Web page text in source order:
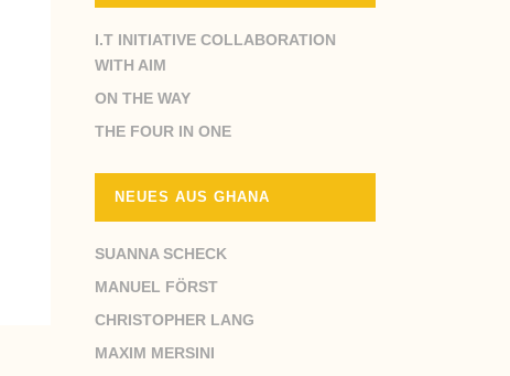
I.T INITIATIVE COLLABORATION
WITH AIM
ON THE WAY
THE FOUR IN ONE
NEUES AUS GHANA
SUANNA SCHECK
MANUEL FÖRST
CHRISTOPHER LANG
MAXIM MERSINI